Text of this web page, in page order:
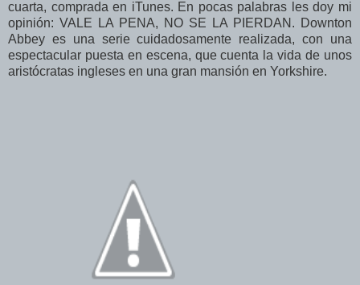
cuarta, comprada en iTunes. En pocas palabras les doy mi
opinión: VALE LA PENA, NO SE LA PIERDAN. Downton
Abbey es una serie cuidadosamente realizada, con una
espectacular puesta en escena, que cuenta la vida de unos
aristócratas ingleses en una gran mansión en Yorkshire.